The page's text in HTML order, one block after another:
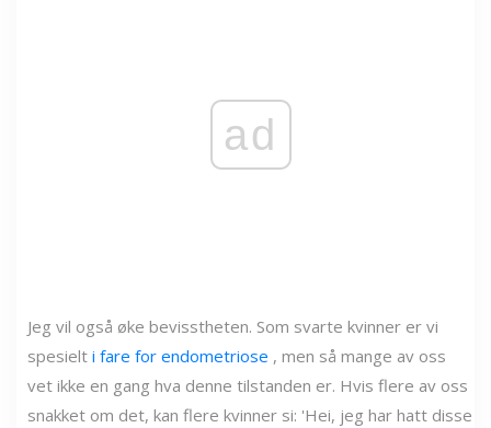
ad
Jeg vil også øke bevisstheten. Som svarte kvinner er vi
spesielt i fare for endometriose , men så mange av oss
vet ikke en gang hva denne tilstanden er. Hvis flere av oss
snakket om det, kan flere kvinner si: 'Hei, jeg har hatt disse